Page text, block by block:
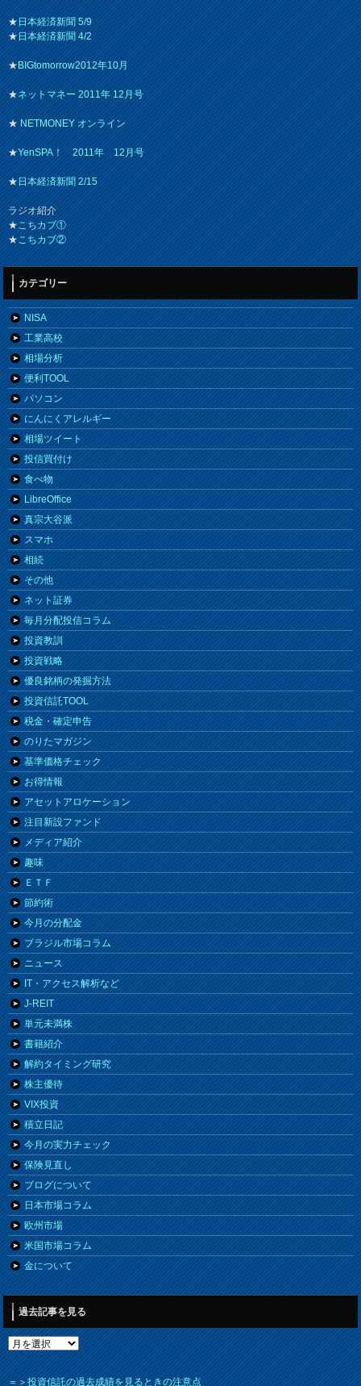
★日本経済新聞 5/9
★日本経済新聞 4/2
★BIGtomorrow2012年10月
★ネットマネー 2011年 12月号
★NETMONEY オンライン
★YenSPA！ 2011年 12月号
★日本経済新聞 2/15
ラジオ紹介
★こちカブ①
★こちカブ②
カテゴリー
NISA
工業高校
相場分析
便利TOOL
パソコン
にんにくアレルギー
相場ツイート
投信買付け
食べ物
LibreOffice
真宗大谷派
スマホ
相続
その他
ネット証券
毎月分配投信コラム
投資教訓
投資戦略
優良銘柄の発掘方法
投資信託TOOL
税金・確定申告
のりたマガジン
基準価格チェック
お得情報
アセットアロケーション
注目新設ファンド
メディア紹介
趣味
ＥＴＦ
節約術
今月の分配金
ブラジル市場コラム
ニュース
IT・アクセス解析など
J-REIT
単元未満株
書籍紹介
解約タイミング研究
株主優待
VIX投資
積立日記
今月の実力チェック
保険見直し
ブログについて
日本市場コラム
欧州市場
米国市場コラム
金について
過去記事を見る
＝＞投資信託の過去成績を見るときの注意点